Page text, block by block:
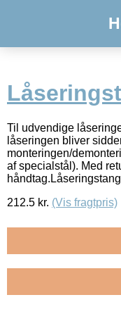
Til udvendige
låseringen bliver
monteringen/
af specialstål). Med
212.5 kr. (Vis fragtpris)